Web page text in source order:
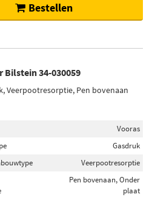
Bestellen
Bilstein 34-030059
Veerpootresorptie, Pen bovenaan
Vooras
Gasdruk
Veerpootresorptie
Pen bovenaan, Onder
plaat